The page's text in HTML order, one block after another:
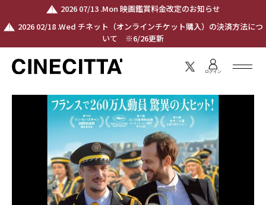
2026 07/13 .Mon 映画鑑賞料金改定のお知らせ
2026 02/18 .Wed チネット（オンラインチケット購入）の決済方法につ
いて ※6/26更新
ログイン